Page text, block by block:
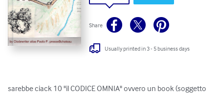
Share
Usually printed in 3 - 5 business days
sarebbe ciack 10 "il CODICE OMNIA" ovvero un book (soggetto